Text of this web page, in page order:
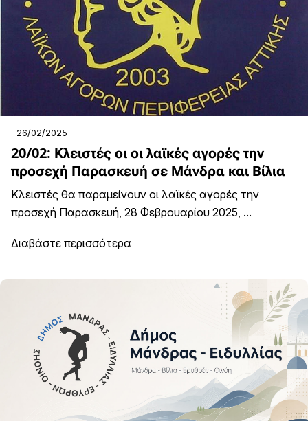
26/02/2025
20/02: Κλειστές οι οι λαϊκές αγορές την
προσεχή Παρασκευή σε Μάνδρα και Βίλια
Κλειστές θα παραμείνουν οι λαϊκές αγορές την
προσεχή Παρασκευή, 28 Φεβρουαρίου 2025, ...
Διαβάστε περισσότερα